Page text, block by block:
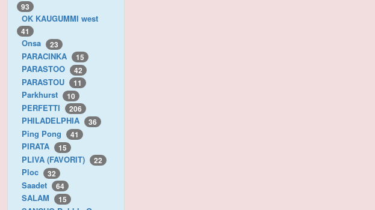
93
OK KAUGUMMI west
41
Onsa 23
PARACINKA 15
PARASTOO 42
PARASTOU 11
Parkhurst 10
PERFETTI 206
PHILADELPHIA 36
Ping Pong 41
PIRATA 15
PLIVA (FAVORIT) 22
Ploc 32
Saadet 64
SALAM 15